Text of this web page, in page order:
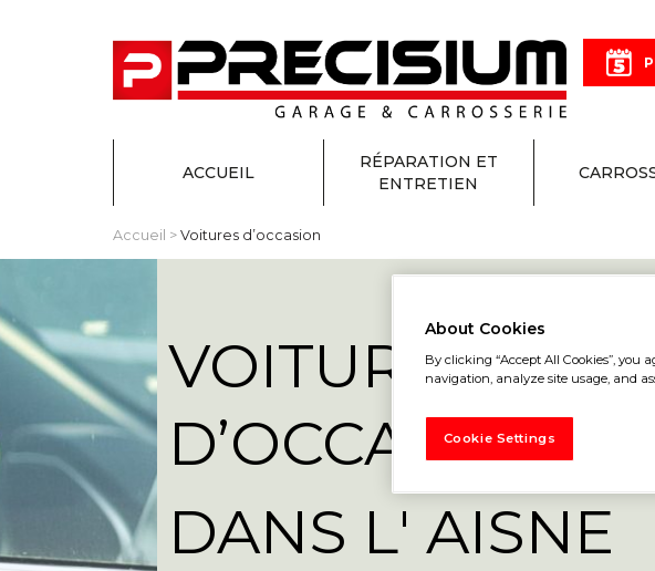
ACCUEIL
RÉPARATION ET
ENTRETIEN
Accueil > Voitures d’occasion
VOITURES
D’OCCASION
DANS L' AISNE
About Cookies
By clicking “Accept All Cookies”, you
navigation, analyze site usage, and
Cookie Settings